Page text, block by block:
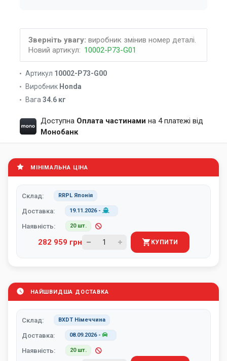
Зверніть увагу: виробник змінив номер деталі.
Новий артикул: 10002-P73-G01
Артикул 10002-P73-G00
Виробник Honda
Вага 34.6 кг
Доступна Оплата частинами на 4 платежі від
Монобанк
МІНІМАЛЬНА ЦІНА
Склад: RRPL Японія
Доставка: 19.11.2026-
Наявність: 20 шт.
282 959 грн КУПИТИ
НАЙШВИДША ДОСТАВКА
Склад: BXDT Німеччина
Доставка: 08.09.2026-
Наявність: 20 шт.